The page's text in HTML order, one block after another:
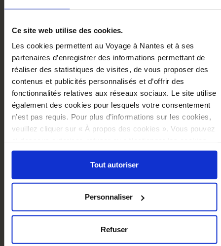
Ce site web utilise des cookies.
Les cookies permettent au Voyage à Nantes et à ses
partenaires d’enregistrer des informations permettant de
réaliser des statistiques de visites, de vous proposer des
contenus et publicités personnalisés et d’offrir des
fonctionnalités relatives aux réseaux sociaux. Le site utilise
également des cookies pour lesquels votre consentement
n’est pas requis. Pour plus d’informations sur les cookies,
veuillez cliquer sur « À propos des cookies ». Vous pouvez
selon les finalités via l'onglet « Détails ». À tout moment,
vous pouvez modifier votre choix en cliquant sur le lien
« Cookies » en bas des pages du site.
Tout autoriser
Personnaliser
Refuser
€16.00
Add to cart